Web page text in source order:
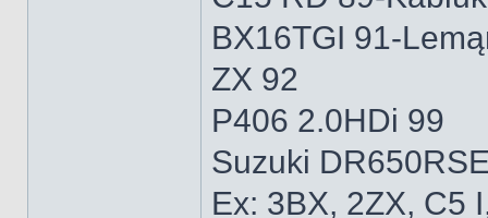
BX16TGI 91-
ZX 92
P406 2.0HDi 99
Suzuki
Ex: 3BX, 2ZX, C5